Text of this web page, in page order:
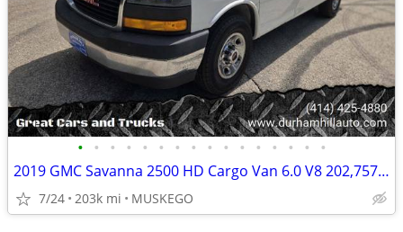
• • • • • • • • • • • • • • • •
2019 GMC Savanna 2500 HD Cargo Van 6.0 V8 202,757 miles
7/24 203k mi MUSKEGO